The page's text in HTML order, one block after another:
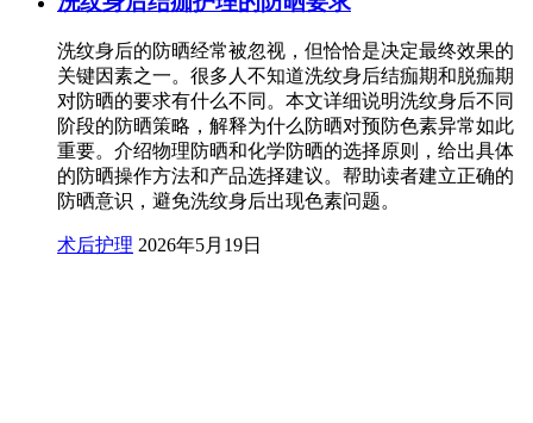
洗纹身后的防晒经常被忽视，但恰恰是决定最终效果的
关键因素之一。很多人不知道洗纹身后结痂期和脱痂期
对防晒的要求有什么不同。本文详细说明洗纹身后不同
阶段的防晒策略，解释为什么防晒对预防色素异常如此
重要。介绍物理防晒和化学防晒的选择原则，给出具体
的防晒操作方法和产品选择建议。帮助读者建立正确的
防晒意识，避免洗纹身后出现色素问题。
术后护理 2026年5月19日